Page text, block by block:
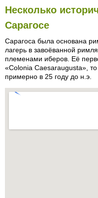
Несколько
Сарагосе
Сарагоса была основана
лагерь в завоёванной
племенами иберов. Её
«Colonia Caesaraugusta»,
примерно в 25 году до н.э.